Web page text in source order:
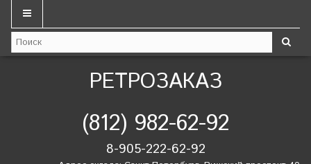
РЕТРОЗАКАЗ
(812) 982-62-92
8-905-222-62-92